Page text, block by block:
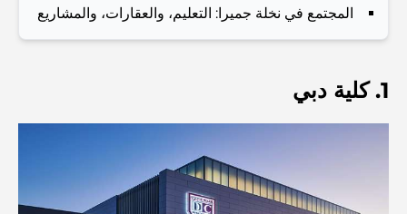
Best Hotels in Business Bay, Dubai: Your Ultimate
Guide
المدارس القريبة من نخلة جميرا: دليل شامل للعائلات
and a Smarter Metro Network
أفضل المقاهي في دبي بإطلالة خلابة: مزيج مثالي من المذاق
المجتمع في نخلة جميرا: التعليم، والعقارات، والمشاريع
1. كلية دبي